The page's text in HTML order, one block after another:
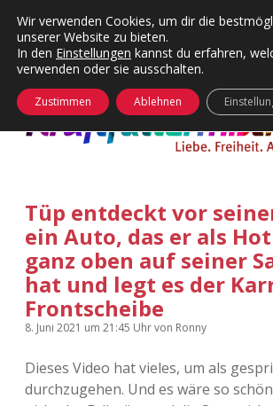
Kategorien
24 Hours Chilling
Die Wende
KFMW-Disco
kfmw.stuff
Kopfkinomusik
Nur mal so
Täglicher Sinnwahn
KFMW-Disco
Dates
Contact
Adventskalender
Adventskalender 2010
Adventskalender 2011
Adventskalender 2012
facebookinstagram
öffnen
Tüp entdeckt vor
ein Auto, das er als
ganz oben auf seiner
hat und legt es der
Frontscheibe
8. Juni 2021 um 21:45 Uhrvon Ronny
Dieses Video hat vieles, um als
durchzugehen. Und es wäre so
Wir verwenden Cookies, um dir die
unserer Website zu bieten.
In den Einstellungen kannst du erfahren,
verwenden oder sie ausschalten.
Zustimmen Ablehnen